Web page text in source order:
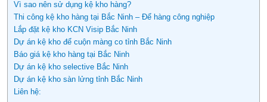
Vì sao nên sử dụng kệ kho hàng?
Thi công kệ kho hàng tại Bắc Ninh – Để hàng công nghiệp
Lắp đặt kệ kho KCN Visip Bắc Ninh
Dự án kệ kho để cuộn màng co tỉnh Bắc Ninh
Báo giá kệ kho hàng tại Bắc Ninh
Dự án kệ kho selective Bắc Ninh
Dự án kệ kho sàn lửng tỉnh Bắc Ninh
Liên hệ: